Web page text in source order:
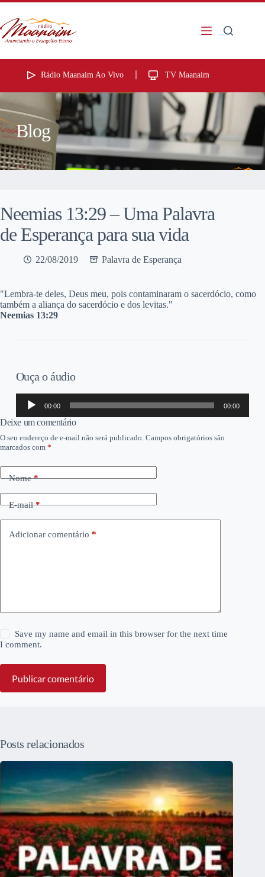
Rádio Maanaim Ao Vivo TV Maanaim
Blog
Neemias 13:29 – Uma Palavra
de Esperança para sua vida
22/08/2019 Palavra de Esperança
"Lembra-te deles, Deus meu, pois contaminaram o sacerdócio, como
também a aliança do sacerdócio e dos levitas."
Neemias 13:29
Ouça o áudio
Tocador
áudio
00:00 00:00
Deixe um comentário
O seu endereço de e-mail não será publicado. Campos obrigatórios são
marcados com *
Nome*
E-mail*
Adicionar comentário *
Save my name and email in this browser for the next time
I comment.
Publicar comentário
Posts relacionados